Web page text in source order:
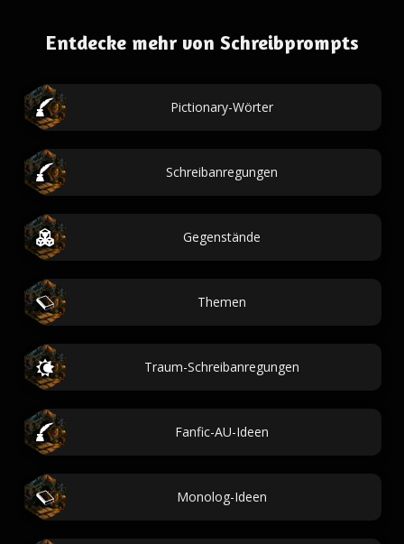
Entdecke mehr von Schreibprompts
Pictionary-Wörter
Schreibanregungen
Gegenstände
Themen
Traum-Schreibanregungen
Fanfic-AU-Ideen
Monolog-Ideen